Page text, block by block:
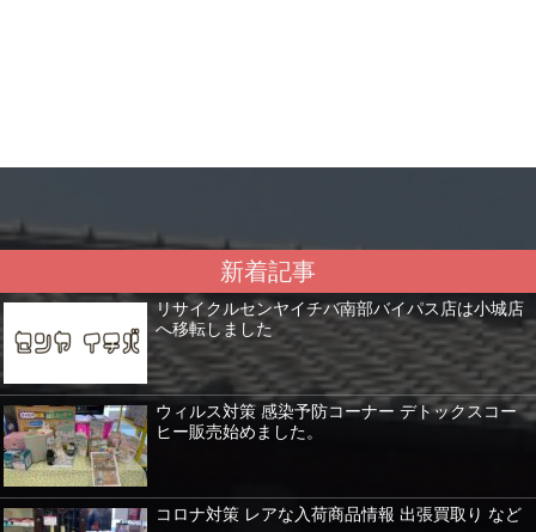
新着記事
リサイクルセンヤイチバ南部バイパス店は小城店
へ移転しました
ウィルス対策 感染予防コーナー デトックスコー
ヒー販売始めました。
コロナ対策 レアな入荷商品情報 出張買取り など